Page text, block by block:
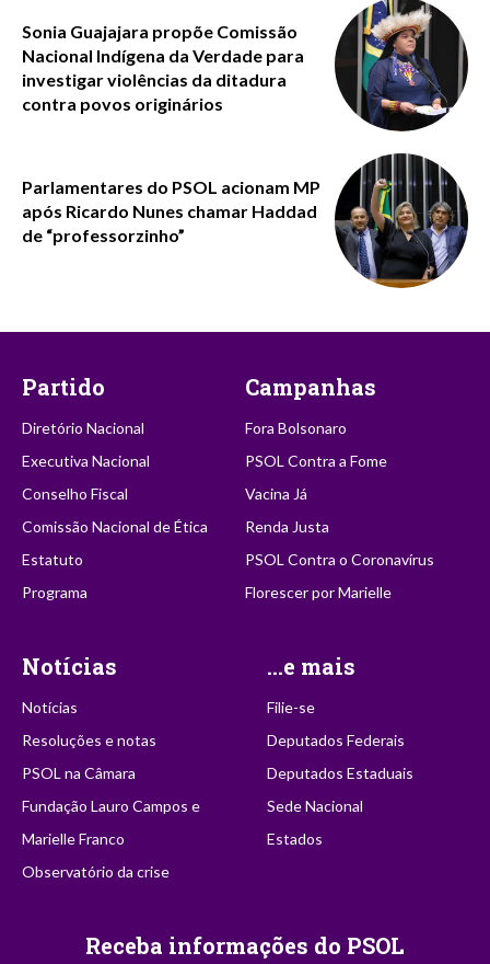
Sonia Guajajara propõe Comissão
Nacional Indígena da Verdade para
investigar violências da ditadura
contra povos originários
Parlamentares do PSOL acionam MP
após Ricardo Nunes chamar Haddad
de “professorzinho”
Partido
Diretório Nacional
Executiva Nacional
Conselho Fiscal
Comissão Nacional de Ética
Estatuto
Programa
Campanhas
Fora Bolsonaro
PSOL Contra a Fome
Vacina Já
Renda Justa
PSOL Contra o Coronavírus
Florescer por Marielle
Notícias
Notícias
Resoluções e notas
PSOL na Câmara
Fundação Lauro Campos e
Marielle Franco
Observatório da crise
...e mais
Filie-se
Deputados Federais
Deputados Estaduais
Sede Nacional
Estados
Receba informações do PSOL